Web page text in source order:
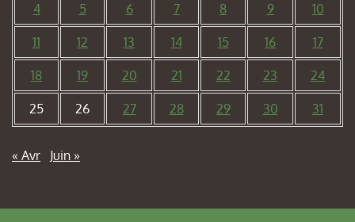
4 5 6 7 8 9 10
11 12 13 14 15 16 17
18 19 20 21 22 23 24
25 26 27 28 29 30 31
« Avr Juin »